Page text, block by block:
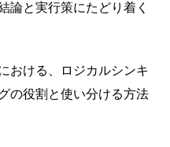
論と実行策にたどり着く
おける、ロジカルシンキ
の役割と使い分ける方法